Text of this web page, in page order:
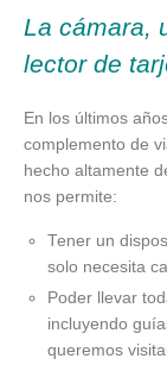
La cámara,
lector de
En los últimos
complemento de
hecho altamente
nos permite:
Tener un
solo necesita
Poder llevar
incluyendo
queremos